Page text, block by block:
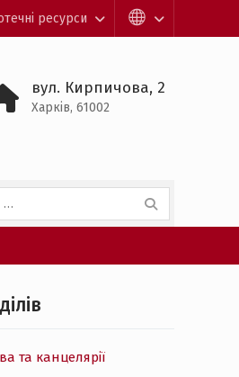
ресурси
вул. Кирпичова, 2
Харків, 61002
та канцелярії